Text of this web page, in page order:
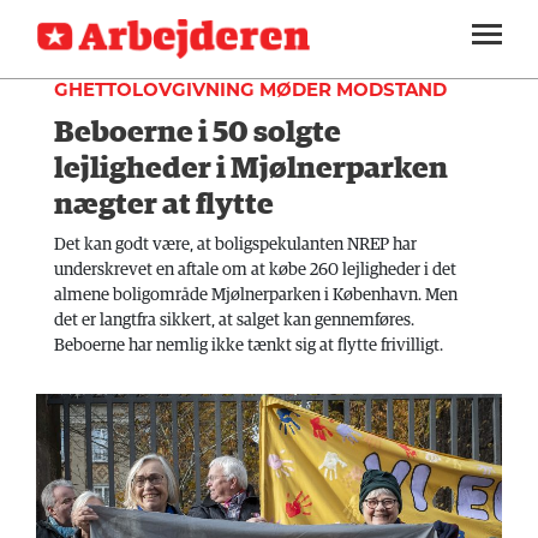
SEKTIONER
ARBEJDEREN
MENER
FAGLIGT
INDLAND
UDLAND
KALENDER
BLOGS
DEBAT
SOUNDCLOUD
ABONNER
LOG IND
GHETTOLOVGIVNING MØDER MODSTAND
Beboerne i 50 solgte
lejligheder i Mjølnerparken
nægter at flytte
Det kan godt være, at boligspekulanten NREP har
underskrevet en aftale om at købe 260 lejligheder i det
almene boligområde Mjølnerparken i København. Men
det er langtfra sikkert, at salget kan gennemføres.
Beboerne har nemlig ikke tænkt sig at flytte frivilligt.